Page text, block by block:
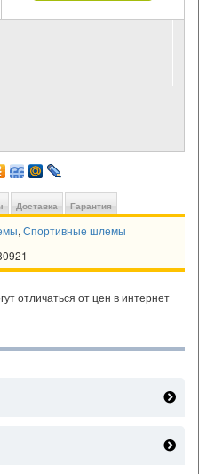
Доставка Гарантия
, Спортивные шлемы
отличаться от цен в интернет